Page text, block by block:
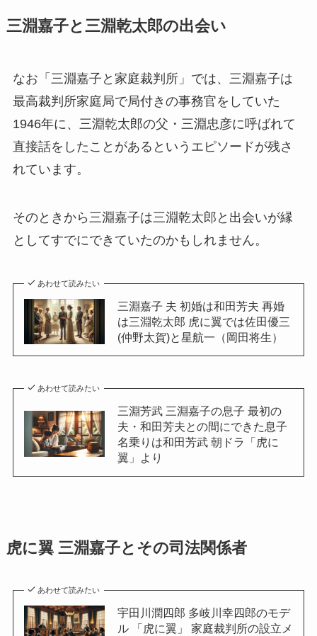
三淵嘉子と三淵乾太郎の出会い
なお「三淵嘉子と家庭裁判所」では、三淵嘉子は
最高裁判所家庭局で局付きの事務官をしていた
1946年に、三淵乾太郎の父・三淵忠彦に呼ばれて
直接話をしたことがあるというエピソードが残さ
れています。
そのときから三淵嘉子は三淵乾太郎と出会いが縁
としてすでにできていたのかもしれません。
あわせて読みたい
三淵嘉子 夫 初婚は和田芳夫 再婚
は三淵乾太郎 虎に翼では佐田優三
(仲野太賀)と星航一（岡田将生）
あわせて読みたい
三淵芳武 三淵嘉子の息子 最初の
夫・和田芳夫との間にできた息子
名乗りは和田芳武 朝ドラ「虎に
翼」より
虎に翼 三淵嘉子とその司法関係者
あわせて読みたい
宇田川潤四郎 多岐川幸四郎のモデ
ル 「虎に翼」 家庭裁判所の設立メ